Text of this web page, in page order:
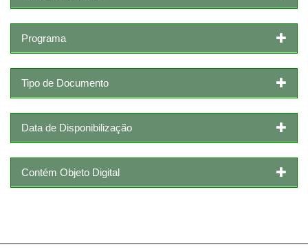
Programa
Tipo de Documento
Data de Disponibilização
Contém Objeto Digital